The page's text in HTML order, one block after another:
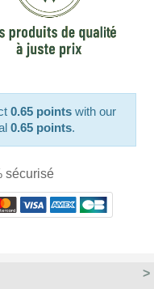
0.65 points with our
0.65 points.
sécurisé